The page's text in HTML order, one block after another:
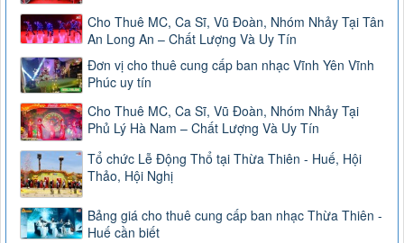
Cho Thuê MC, Ca Sĩ, Vũ Đoàn, Nhóm Nhảy Tại Tân
An Long An – Chất Lượng Và Uy Tín
Đơn vị cho thuê cung cấp ban nhạc Vĩnh Yên Vĩnh
Phúc uy tín
Cho Thuê MC, Ca Sĩ, Vũ Đoàn, Nhóm Nhảy Tại
Phủ Lý Hà Nam – Chất Lượng Và Uy Tín
Tổ chức Lễ Động Thổ tại Thừa Thiên - Huế, Hội
Thảo, Hội Nghị
Bảng giá cho thuê cung cấp ban nhạc Thừa Thiên -
Huế cần biết